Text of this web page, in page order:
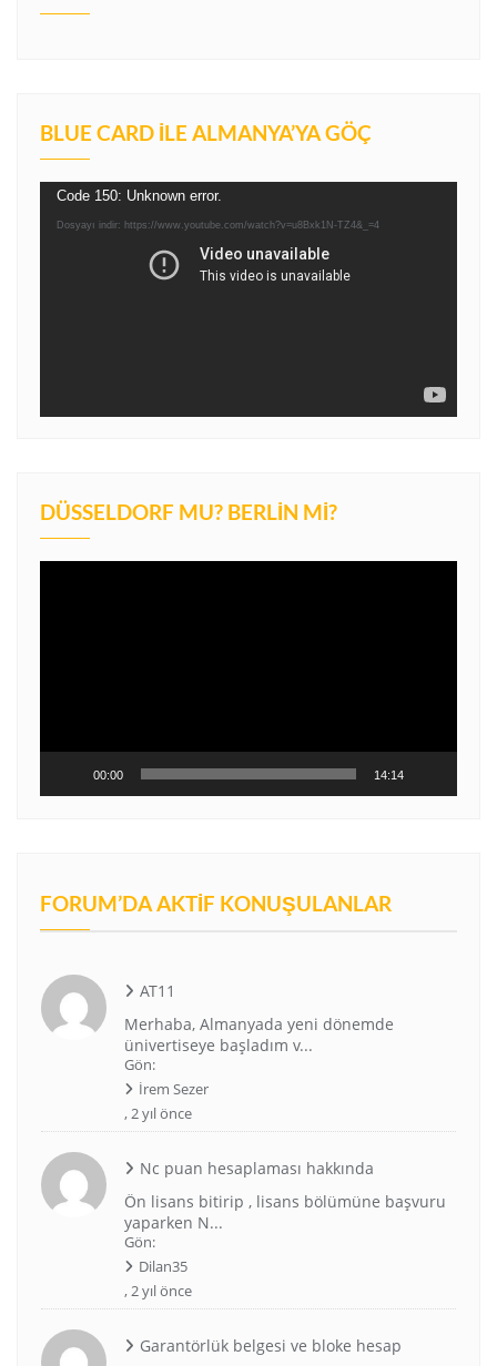
BLUE CARD İLE ALMANYA’YA GÖÇ
Video
oynatıcı
Code 150: Unknown error.
Dosyayı indir: https://www.youtube.com/watch?v=u8Bxk1N-TZ4&_=4
DÜSSELDORF MU? BERLIN MI?
00:00 14:14
FORUM’DA AKTIF KONUŞULANLAR
AT11
Merhaba, Almanyada yeni dönemde
ünivertiseye başladım v...
Gön:
İrem Sezer
,2 yıl önce
Nc puan hesaplaması hakkında
Ön lisans bitirip , lisans bölümüne başvuru
yaparken N...
Gön:
Dilan35
,2 yıl önce
Garantörlük belgesi ve bloke hesap